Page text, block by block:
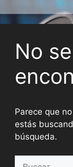
No
Parece que
estás
búsqueda.
Buscar: